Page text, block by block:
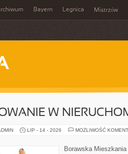
Bayern Legnica Mistrzów
W
LIP - 14 - 2026 MOŻLIWOŚĆ
Borawska